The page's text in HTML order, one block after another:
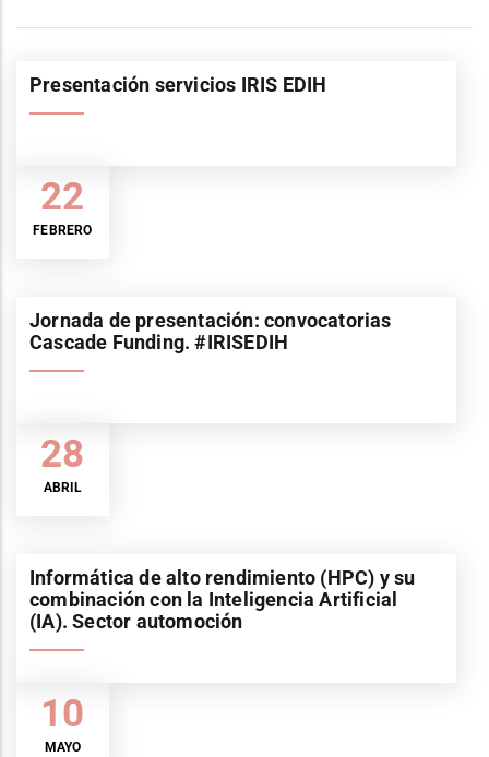
22
FEBRERO
Presentación servicios IRIS EDIH
28
ABRIL
Jornada de presentación: convocatorias
Cascade Funding. #IRISEDIH
10
MAYO
Informática de alto rendimiento (HPC) y su
combinación con la Inteligencia Artificial
(IA). Sector automoción